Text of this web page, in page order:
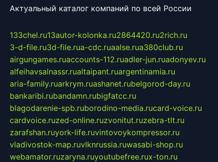
Актуальный каталог компаний по всей России
133chel.ru13autor-kolonka.ru2864420.ru2rich.ru
3-d-file.ru3d-file.rua-cdc.ruaalse.rua380club.ru
airgungames.ruaccounts-112.ruadler-jun.ruadonyev.ru
alfeihavsalnassr.rualtaipant.ruargentinamia.ru
aria-family.ruarkrym.ruashanet.rubelgorod-day.ru
bankaribi.rubandamn.rubigfatcc.ru
blagodarenie-spb.ruborodino-media.rucard-voice.ru
cardvoice.ruzed-online.ruzvonitut.ruzebra-tlt.ru
zarafshan.ruyork-life.ruvintovoykompressor.ru
vladivostok-map.ruvlknrussia.ruwasabi-shop.ru
webamator.ruzaryna.ruyoutubefree.rux-ton.ru